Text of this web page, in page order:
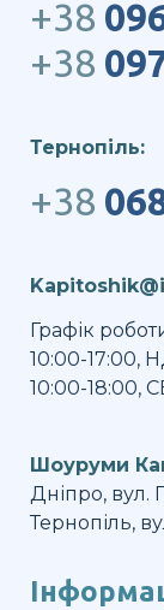
+38
+38
Тернопіль:
+38
Графік
10:00-17:00,
10:00-18:00,
Шоуруми
Дніпро, вул.
Тернопіль,